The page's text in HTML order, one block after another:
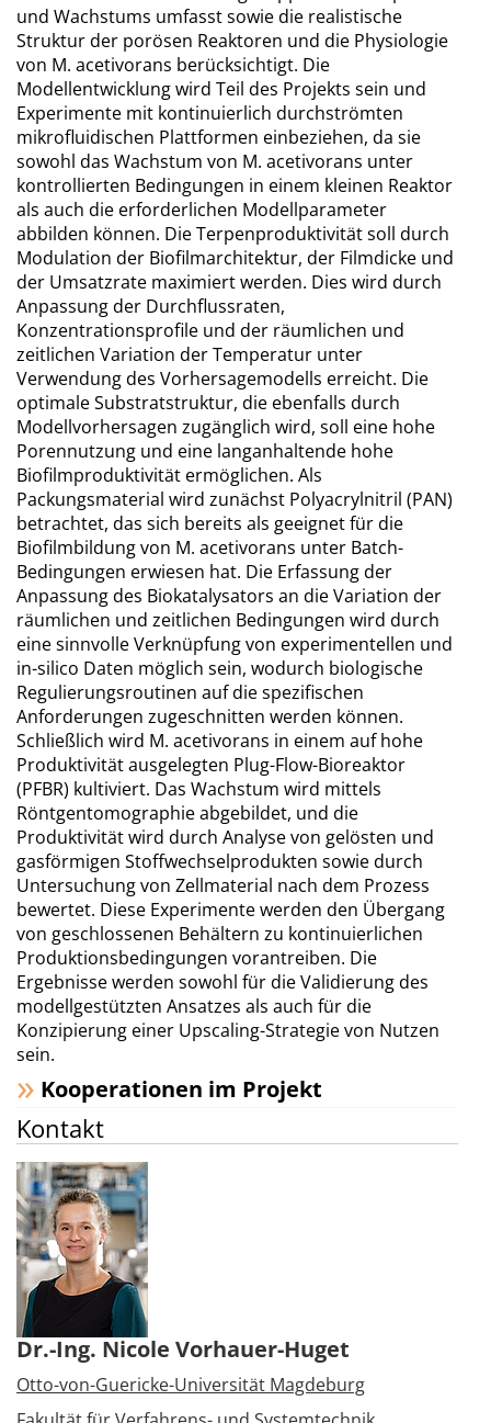
und Wachstums umfasst sowie die realistische
Struktur der porösen Reaktoren und die Physiologie
von M. acetivorans berücksichtigt. Die
Modellentwicklung wird Teil des Projekts sein und
Experimente mit kontinuierlich durchströmten
mikrofluidischen Plattformen einbeziehen, da sie
sowohl das Wachstum von M. acetivorans unter
kontrollierten Bedingungen in einem kleinen Reaktor
als auch die erforderlichen Modellparameter
abbilden können. Die Terpenproduktivität soll durch
Modulation der Biofilmarchitektur, der Filmdicke und
der Umsatzrate maximiert werden. Dies wird durch
Anpassung der Durchflussraten,
Konzentrationsprofile und der räumlichen und
zeitlichen Variation der Temperatur unter
Verwendung des Vorhersagemodells erreicht. Die
optimale Substratstruktur, die ebenfalls durch
Modellvorhersagen zugänglich wird, soll eine hohe
Porennutzung und eine langanhaltende hohe
Biofilmproduktivität ermöglichen. Als
Packungsmaterial wird zunächst Polyacrylnitril (PAN)
betrachtet, das sich bereits als geeignet für die
Biofilmbildung von M. acetivorans unter Batch-
Bedingungen erwiesen hat. Die Erfassung der
Anpassung des Biokatalysators an die Variation der
räumlichen und zeitlichen Bedingungen wird durch
eine sinnvolle Verknüpfung von experimentellen und
in-silico Daten möglich sein, wodurch biologische
Regulierungsroutinen auf die spezifischen
Anforderungen zugeschnitten werden können.
Schließlich wird M. acetivorans in einem auf hohe
Produktivität ausgelegten Plug-Flow-Bioreaktor
(PFBR) kultiviert. Das Wachstum wird mittels
Röntgentomographie abgebildet, und die
Produktivität wird durch Analyse von gelösten und
gasförmigen Stoffwechselprodukten sowie durch
Untersuchung von Zellmaterial nach dem Prozess
bewertet. Diese Experimente werden den Übergang
von geschlossenen Behältern zu kontinuierlichen
Produktionsbedingungen vorantreiben. Die
Ergebnisse werden sowohl für die Validierung des
modellgestützten Ansatzes als auch für die
Konzipierung einer Upscaling-Strategie von Nutzen
sein.
Kooperationen im Projekt
Kontakt
Dr.-Ing. Nicole Vorhauer-Huget
Otto-von-Guericke-Universität Magdeburg